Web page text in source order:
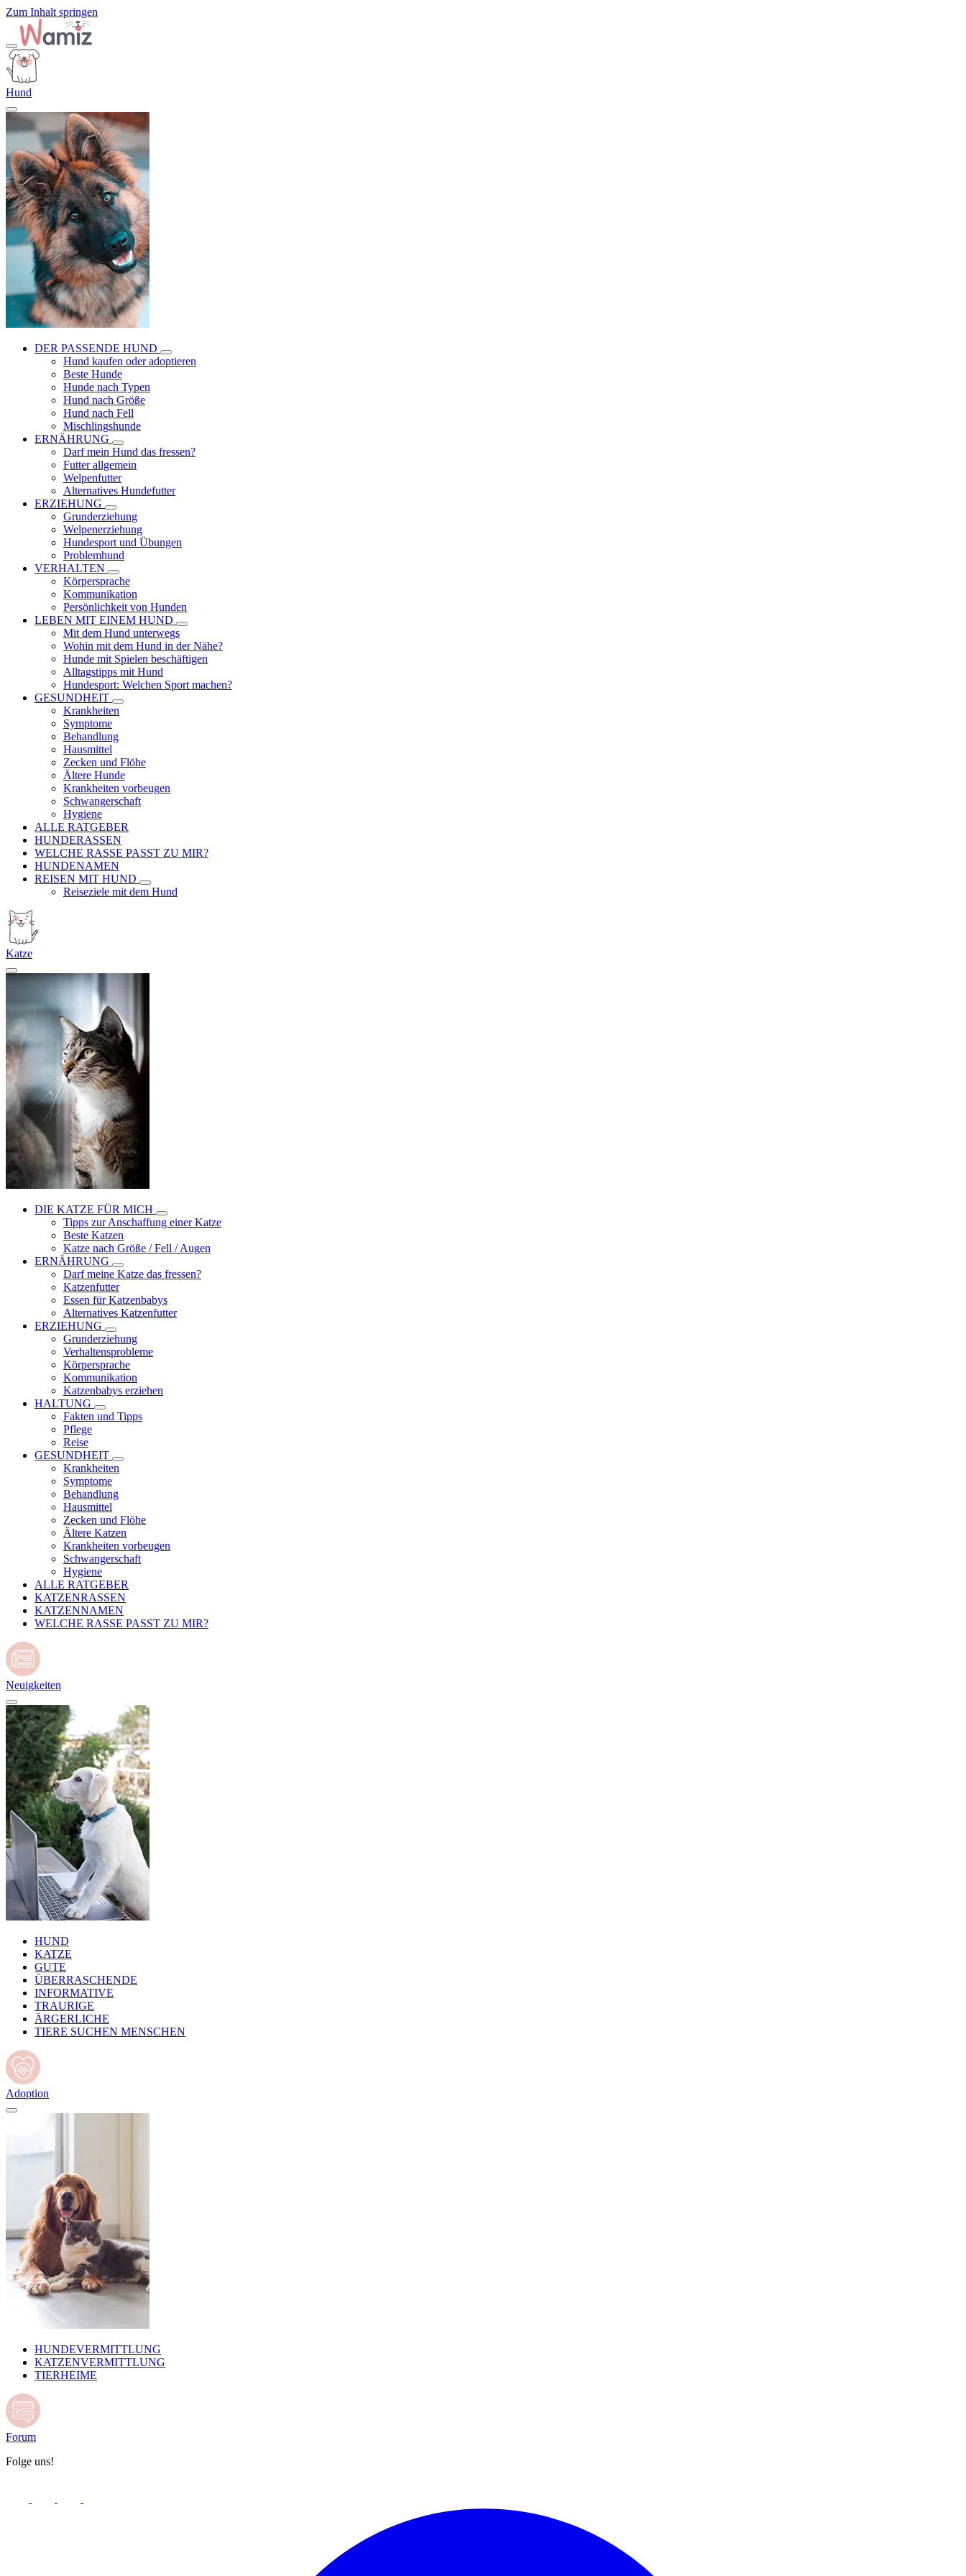
Zum Inhalt springen
Hund
DER PASSENDE HUND
Hund kaufen oder adoptieren
Beste Hunde
Hunde nach Typen
Hund nach Größe
Hund nach Fell
Mischlingshunde
ERNÄHRUNG
Darf mein Hund das fressen?
Futter allgemein
Welpenfutter
Alternatives Hundefutter
ERZIEHUNG
Grunderziehung
Welpenerziehung
Hundesport und Übungen
Problemhund
VERHALTEN
Körpersprache
Kommunikation
Persönlichkeit von Hunden
LEBEN MIT EINEM HUND
Mit dem Hund unterwegs
Wohin mit dem Hund in der Nähe?
Hunde mit Spielen beschäftigen
Alltagstipps mit Hund
Hundesport: Welchen Sport machen?
GESUNDHEIT
Krankheiten
Symptome
Behandlung
Hausmittel
Zecken und Flöhe
Ältere Hunde
Krankheiten vorbeugen
Schwangerschaft
Hygiene
ALLE RATGEBER
HUNDERASSEN
WELCHE RASSE PASST ZU MIR?
HUNDENAMEN
REISEN MIT HUND
Reiseziele mit dem Hund
Katze
DIE KATZE FÜR MICH
Tipps zur Anschaffung einer Katze
Beste Katzen
Katze nach Größe / Fell / Augen
ERNÄHRUNG
Darf meine Katze das fressen?
Katzenfutter
Essen für Katzenbabys
Alternatives Katzenfutter
ERZIEHUNG
Grunderziehung
Verhaltensprobleme
Körpersprache
Kommunikation
Katzenbabys erziehen
HALTUNG
Fakten und Tipps
Pflege
Reise
GESUNDHEIT
Krankheiten
Symptome
Behandlung
Hausmittel
Zecken und Flöhe
Ältere Katzen
Krankheiten vorbeugen
Schwangerschaft
Hygiene
ALLE RATGEBER
KATZENRASSEN
KATZENNAMEN
WELCHE RASSE PASST ZU MIR?
Neuigkeiten
HUND
KATZE
GUTE
ÜBERRASCHENDE
INFORMATIVE
TRAURIGE
ÄRGERLICHE
TIERE SUCHEN MENSCHEN
Adoption
HUNDEVERMITTLUNG
KATZENVERMITTLUNG
TIERHEIME
Forum
Folge uns!